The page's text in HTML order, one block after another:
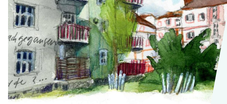
Untermenü
Untermenü
Untermenü
Untermenü